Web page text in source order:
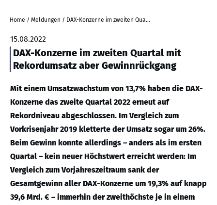
Home / Meldungen / DAX-Konzerne im zweiten Quartal mit Rekordumsatz aber Gewinnrückgang
15.08.2022
DAX-Konzerne im zweiten Quartal mit
Rekordumsatz aber Gewinnrückgang
Mit einem Umsatzwachstum von 13,7% haben die DAX-
Konzerne das zweite Quartal 2022 erneut auf
Rekordniveau abgeschlossen. Im Vergleich zum
Vorkrisenjahr 2019 kletterte der Umsatz sogar um 26%.
Beim Gewinn konnte allerdings – anders als im ersten
Quartal – kein neuer Höchstwert erreicht werden: Im
Vergleich zum Vorjahreszeitraum sank der
Gesamtgewinn aller DAX-Konzerne um 19,3% auf knapp
39,6 Mrd. € – immerhin der zweithöchste je in einem